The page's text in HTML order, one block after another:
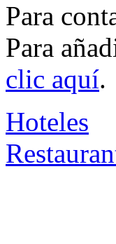
Para
Para
clic aquí.
Hoteles